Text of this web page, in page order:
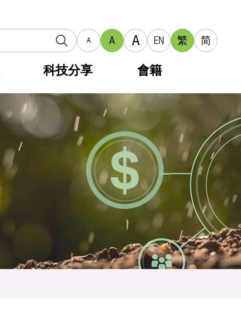
A A A EN 繁 简
科技分享 會籍